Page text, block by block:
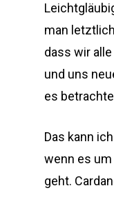
man
dass wir
und uns
es
Das kann
wenn es
geht.